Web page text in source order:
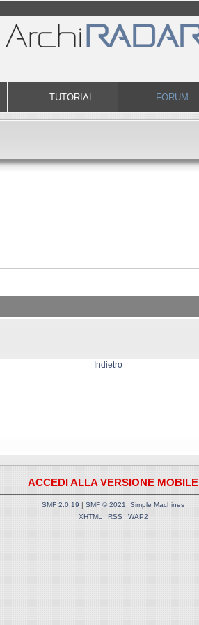
TUTORIAL FORUM
Indietro
ACCEDI ALLA VERSIONE MOBILE
SMF 2.0.19 | SMF © 2021
Simple Machines
XHTML
RSS WAP2